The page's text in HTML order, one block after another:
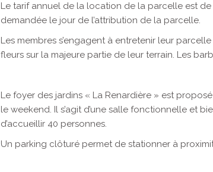
Le tarif annuel de la location de la parcelle est
demandée le jour de l’attribution de la parcelle.
Les membres s’engagent à entretenir leur
fleurs sur la majeure partie de leur terrain. Les
Le foyer des jardins « La Renardière » est
le weekend. Il s’agit d’une salle fonctionnelle et
d’accueillir 40 personnes.
Un parking clôturé permet de stationner à